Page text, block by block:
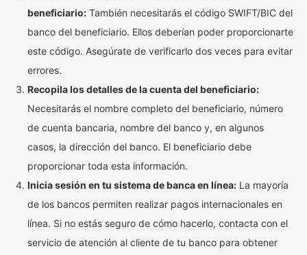
beneficiario: También necesitarás el código SWIFT/BIC del
banco del beneficiario. Ellos deberían poder proporcionarte
este código. Asegúrate de verificarlo dos veces para evitar
errores.
Recopila los detalles de la cuenta del beneficiario:
Necesitarás el nombre completo del beneficiario, número
de cuenta bancaria, nombre del banco y, en algunos
casos, la dirección del banco. El beneficiario debe
proporcionar toda esta información.
Inicia sesión en tu sistema de banca en línea: La mayoría
de los bancos permiten realizar pagos internacionales en
línea. Si no estás seguro de cómo hacerlo, contacta con el
servicio de atención al cliente de tu banco para obtener